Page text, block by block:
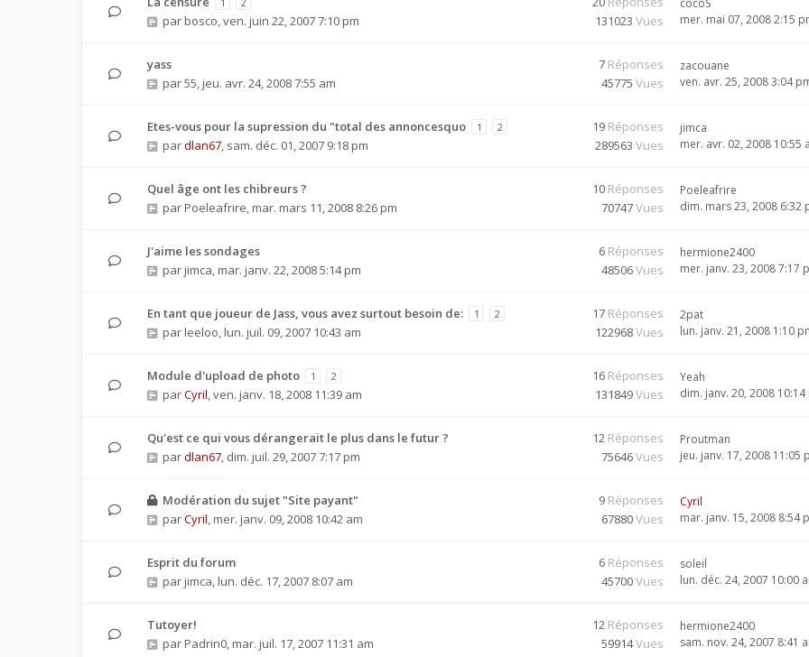
par bosco,ven. juin 22, 2007 7:10 pm
131023 Vues
cocoS
mer. mai 07, 2008 2:15
yass
par55, jeu. avr. 24, 2008 7:55 am
7 Réponses
45775 Vues
zacouane
ven. avr. 25, 2008 3:04
Etes-vous pour la supression du "total des annoncesquo 1 2
pardlan67, sam. déc. 01, 2007 9:18 pm
19 Réponses
289563 Vues
jimca
mer. avr. 02, 2008 10:55
Quel âge ont les chibreurs ?
par Poeleafrire, mar. mars 11, 2008 8:26 pm
10 Réponses
70747Vues
Poeleafrire
dim. mars 23, 2008 6:32
J'aime les sondages
par jimca, mar. janv. 22, 2008 5:14 pm
6 Réponses
48506Vues
hermione2400
mer. janv. 23, 2008 7:17
En tant que joueur de Jass, vous avez surtout besoin de: 1 2
par leeloo, lun. juil. 09, 2007 10:43 am
17 Réponses
122968Vues
2pat
lun. janv. 21, 2008 1:10
Module d'upload de photo 1 2
parCyril,ven. janv. 18, 2008 11:39 am
16 Réponses
131849Vues
Yeah
dim. janv. 20, 2008 10:14
Qu'est ce qui vous dérangerait le plus dans le futur ?
pardlan67, dim. juil. 29, 2007 7:17 pm
12 Réponses
75646Vues
Proutman
jeu. janv. 17, 2008 11:05
Modération du sujet "Site payant"
parCyril, mer. janv. 09, 2008 10:42 am
9 Réponses
67880Vues
Cyril
mar. janv. 15, 2008 8:54
Esprit du forum
par jimca, lun. déc. 17, 2007 8:07 am
6 Réponses
45700Vues
soleil
lun. déc. 24, 2007 10:00
Tutoyer!
par Padrin0, mar. juil. 17, 2007 11:31 am
12 Réponses
59914Vues
hermione2400
sam. nov. 24, 2007 8:41